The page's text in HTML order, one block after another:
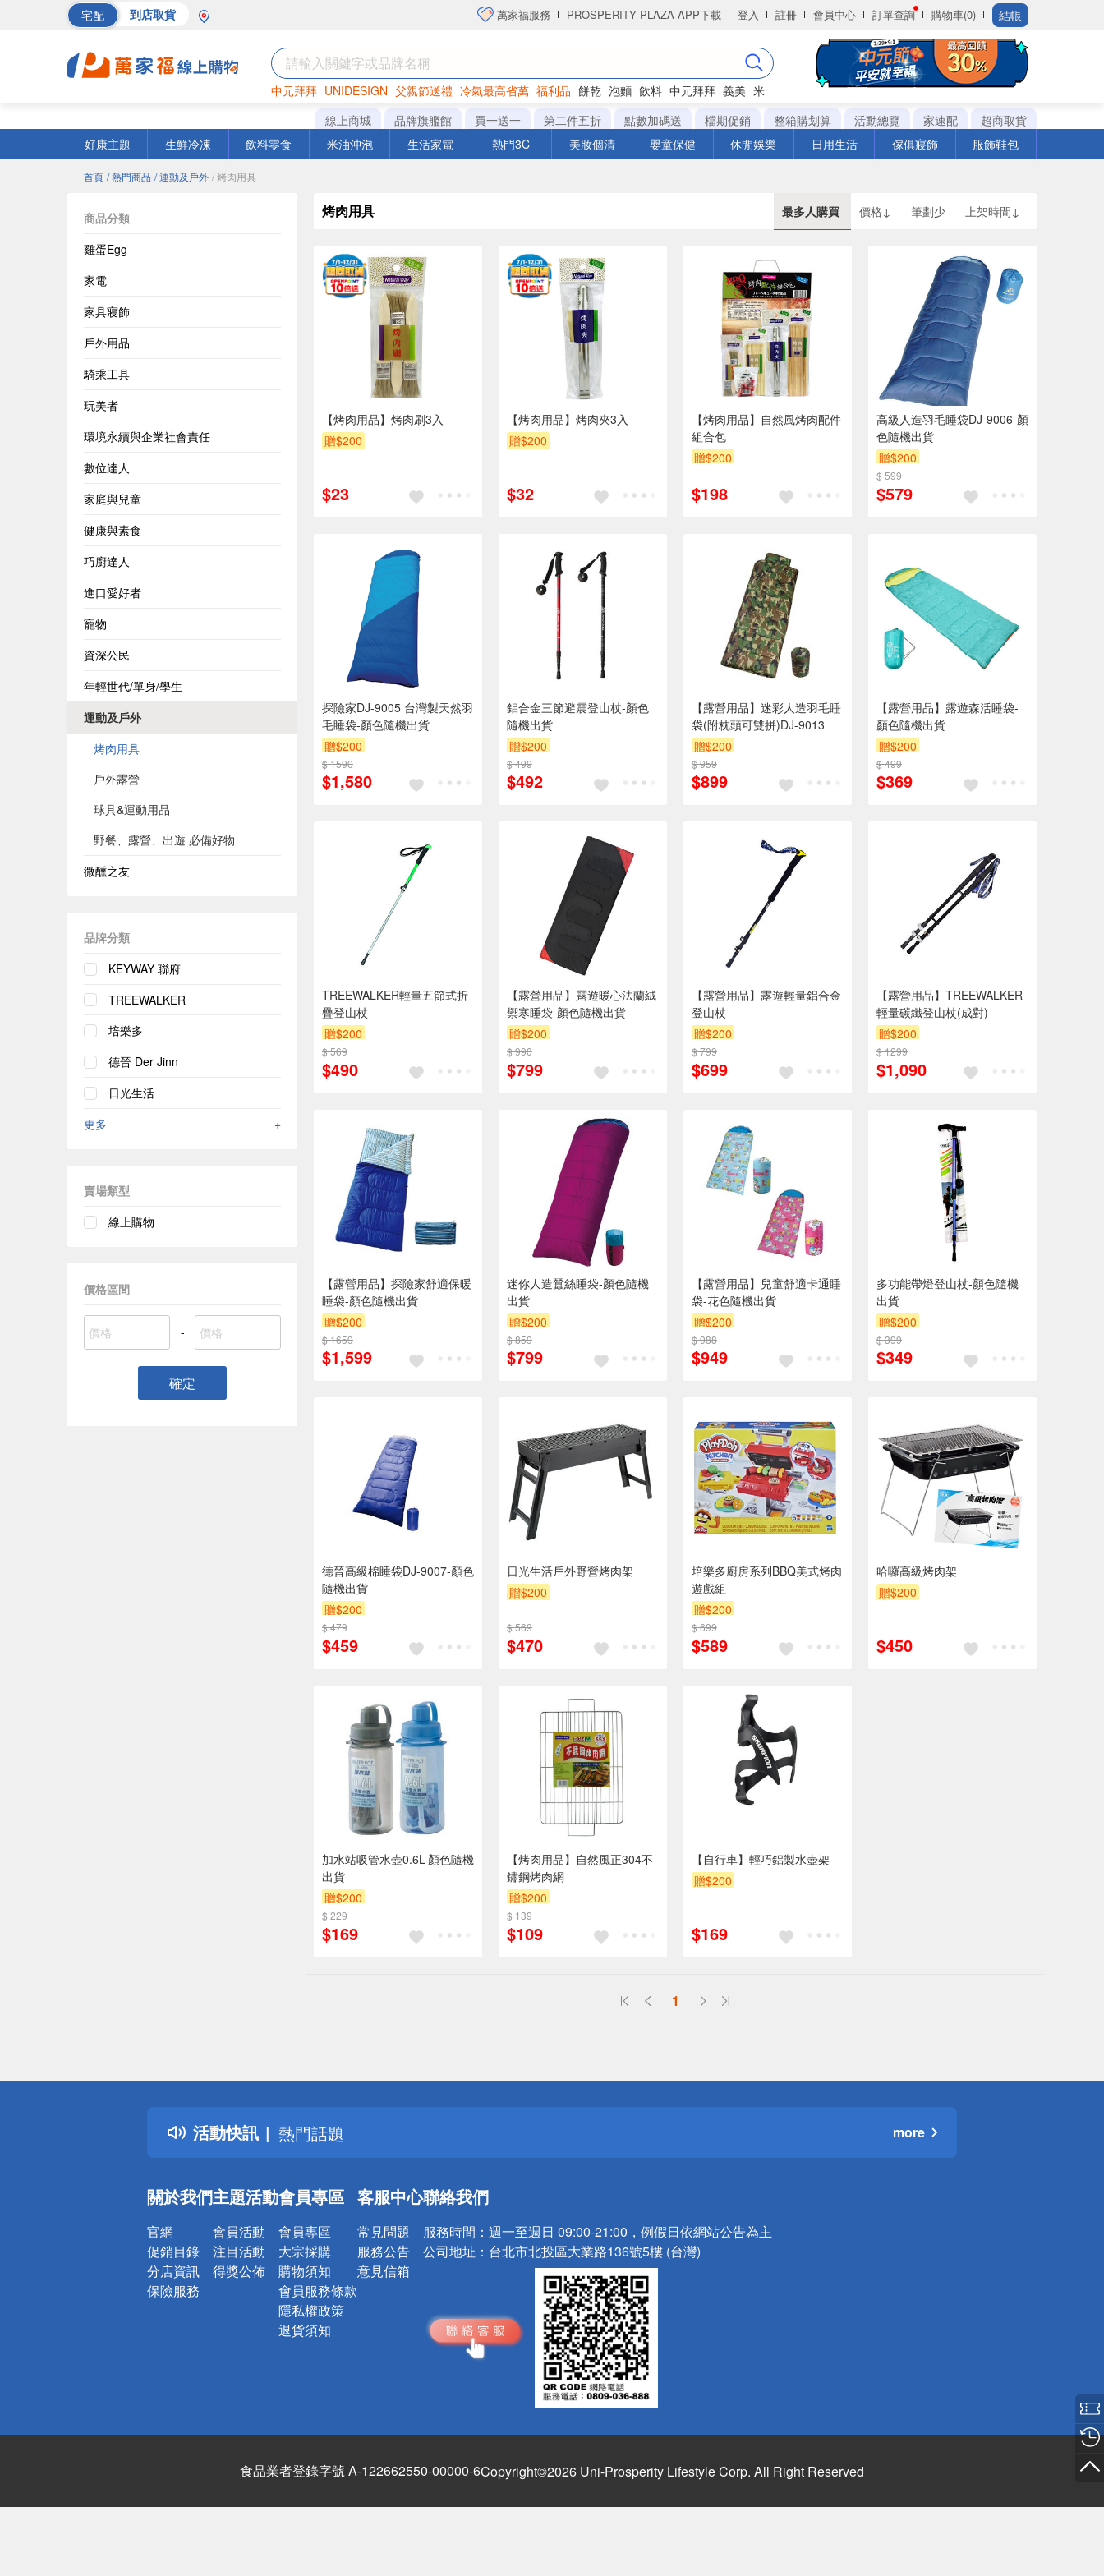
宅配 到店取貨 萬家福服務 PROSPERITY PLAZA APP下載 登入 註冊 會員中心 訂單查詢 購物車(0) 結帳
中元拜拜 UNIDESIGN 父親節送禮 冷氣最高省萬 福利品 餅乾 泡麵 飲料 中元拜拜 義美 米
巧克力 罐頭 衛生紙
線上商城 品牌旗艦館 買一送一 第二件五折 點數加碼送 檔期促銷 整箱購划算 活動總覽 家速配
超商取貨
好康主題
生鮮冷凍 飲料零食 米油沖泡 生活家電 熱門3C 美妝個清 嬰童保健 休閒娛樂 日用生活 傢俱寢飾 服飾鞋包
首頁 / 熱門商品 / 運動及戶外 / 烤肉用具
商品分類
雞蛋Egg
家電
家具寢飾
戶外用品
騎乘工具
玩美者
環境永續與企業社會責任
數位達人
家庭與兒童
健康與素食
巧廚達人
進口愛好者
寵物
資深公民
年輕世代/單身/學生
運動及戶外
烤肉用具
戶外露營
球具&運動用品
野餐、露營、出遊 必備好物
微醺之友
品牌分類
KEYWAY 聯府
TREEWALKER
培樂多
德晉 Der Jinn
日光生活
更多
+
賣場類型
線上購物
價格區間
-
確定
烤肉用具 最多人購買 價格↓ 筆劃少 上架時間↓
【烤肉用品】烤肉刷3入
贈$200
$23
【烤肉用品】烤肉夾3入
贈$200
$32
【烤肉用品】自然風烤肉配件
組合包
贈$200
$198
高級人造羽毛睡袋DJ-9006-顏
色隨機出貨
贈$200
$ 599
$579
探險家DJ-9005 台灣製天然羽
毛睡袋-顏色隨機出貨
贈$200
$ 1590
$1,580
鋁合金三節避震登山杖-顏色
隨機出貨
贈$200
$ 499
$492
【露營用品】迷彩人造羽毛睡
袋(附枕頭可雙拼)DJ-9013
贈$200
$ 959
$899
【露營用品】露遊森活睡袋-
顏色隨機出貨
贈$200
$ 499
$369
TREEWALKER輕量五節式折
疊登山杖
贈$200
$ 569
$490
【露營用品】露遊暖心法蘭絨
禦寒睡袋-顏色隨機出貨
贈$200
$ 990
$799
【露營用品】露遊輕量鋁合金
登山杖
贈$200
$ 799
$699
【露營用品】TREEWALKER
輕量碳纖登山杖(成對)
贈$200
$ 1299
$1,090
【露營用品】探險家舒適保暖
睡袋-顏色隨機出貨
贈$200
$ 1659
$1,599
迷你人造蠶絲睡袋-顏色隨機
出貨
贈$200
$ 859
$799
【露營用品】兒童舒適卡通睡
袋-花色隨機出貨
贈$200
$ 988
$949
多功能帶燈登山杖-顏色隨機
出貨
贈$200
$ 399
$349
德晉高級棉睡袋DJ-9007-顏色
隨機出貨
贈$200
$ 479
$459
日光生活戶外野營烤肉架
贈$200
$ 569
$470
培樂多廚房系列BBQ美式烤肉
遊戲組
贈$200
$ 699
$589
哈囉高級烤肉架
贈$200
$450
加水站吸管水壺0.6L-顏色隨機
出貨
贈$200
$ 229
$169
【烤肉用品】自然風正304不
鏽鋼烤肉網
贈$200
$ 139
$109
【自行車】輕巧鋁製水壺架
贈$200
$169
1
活動快訊
詐騙網頁！請小心！
得獎公告
熱門話題
銀行優惠
詐騙網頁！請小心！
more
關於我們
官網
促銷目錄
分店資訊
保險服務
主題活動
會員活動
注目活動
得獎公佈
會員專區
會員專區
大宗採購
購物須知
會員服務條款
隱私權政策
退貨須知
客服中心
常見問題
服務公告
意見信箱
聯絡我們
服務時間： 週一至週日 09:00-21:00，例假日依網站公告為主
公司地址： 台北市北投區大業路136號5樓 (台灣)
食品業者登錄字號 A-122662550-00000-6Copyright©2026 Uni-Prosperity Lifestyle Corp. All Right Reserved